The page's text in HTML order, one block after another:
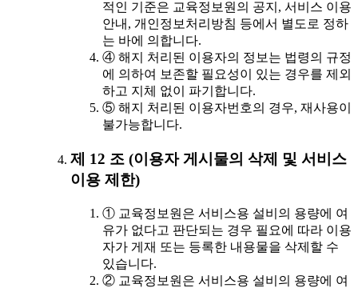
적인 기준은 교육정보원의 공지, 서비스 이용
안내, 개인정보처리방침 등에서 별도로 정하
는 바에 의합니다.
④ 해지 처리된 이용자의 정보는 법령의 규정
에 의하여 보존할 필요성이 있는 경우를 제외
하고 지체 없이 파기합니다.
⑤ 해지 처리된 이용자번호의 경우, 재사용이
불가능합니다.
제 12 조 (이용자 게시물의 삭제 및 서비스
이용 제한)
① 교육정보원은 서비스용 설비의 용량에 여
유가 없다고 판단되는 경우 필요에 따라 이용
자가 게재 또는 등록한 내용물을 삭제할 수
있습니다.
② 교육정보원은 서비스용 설비의 용량에 여